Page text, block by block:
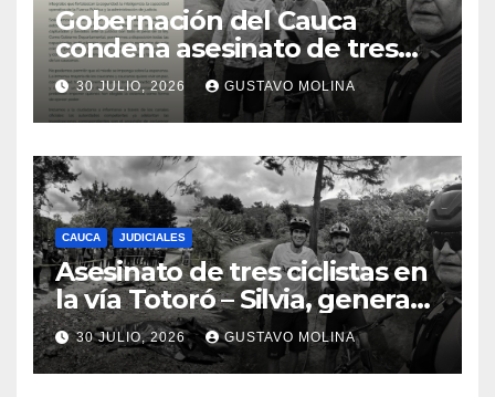
Gobernación del Cauca
condena asesinato de tres
ciudadanos y exige medidas
urgentes al Gobierno
Nacional
30 JULIO, 2026 GUSTAVO MOLINA
CAUCA JUDICIALES
Asesinato de tres ciclistas en
la vía Totoró – Silvia, genera
consternación en el Cauca
30 JULIO, 2026 GUSTAVO MOLINA